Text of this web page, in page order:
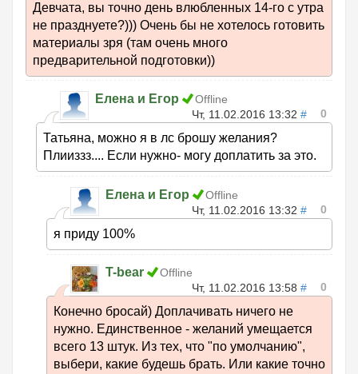
Девчата, вы точно день влюбленных 14-го с утра
не празднуете?))) Очень бы не хотелось готовить
материалы зря (там очень много
предварительной подготовки))
Елена и Егор
Offline
Чт, 11.02.2016 13:32 # 0
Татьяна, можно я в лс брошу желания?
Плииззз.... Если нужно- могу доплатить за это.
Елена и Егор
Offline
Чт, 11.02.2016 13:32 # 0
я приду 100%
T-bear
Offline
Чт, 11.02.2016 13:58 # 0
Конечно бросай) Доплачивать ничего не
нужно. Единственное - желаний умещается
всего 13 штук. Из тех, что "по умолчанию",
выбери, какие будешь брать. Или какие точно